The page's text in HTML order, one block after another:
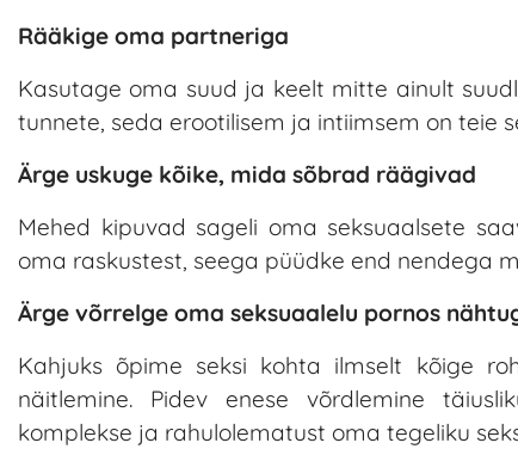
Rääkige oma partneriga
Kasutage oma suud ja keelt mitte ainult
tunnete, seda erootilisem ja intiimsem on teie
Ärge uskuge kõike, mida sõbrad räägivad
Mehed kipuvad sageli oma seksuaalsete
oma raskustest, seega püüdke end nendega
Ärge võrrelge oma seksuaalelu pornos
Kahjuks õpime seksi kohta ilmselt kõige
näitlemine. Pidev enese võrdlemine
komplekse ja rahulolematust oma tegeliku